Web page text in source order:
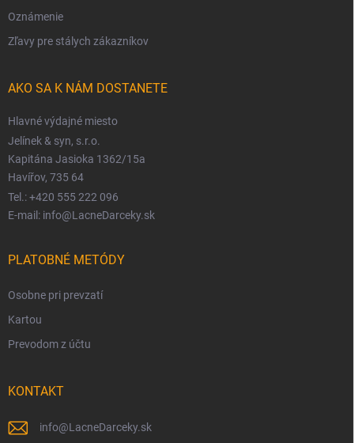
Oznámenie
Zľavy pre stálych zákazníkov
AKO SA K NÁM DOSTANETE
Hlavné výdajné miesto
Jelínek & syn, s.r.o.
Kapitána Jasioka 1362/15a
Havířov, 735 64
Tel.: +420 555 222 096
E-mail: info@LacneDarceky.sk
PLATOBNÉ METÓDY
Osobne pri prevzatí
Kartou
Prevodom z účtu
KONTAKT
info@LacneDarceky.sk